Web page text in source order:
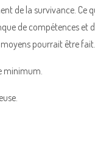
de la survivance. Ce
de compétences et
moyens pourrait être fait.
minimum.